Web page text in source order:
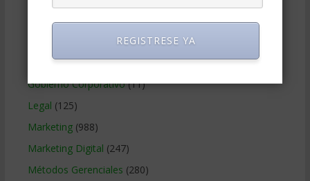
Estrategia Empresarial(304)
Finanzas Corporativas(748)
Gerencia social y ambiental(223)
Gobierno Corporativo(11)
Legal (125)
Marketing(988)
Marketing Digital (247)
Métodos Gerenciales (280)
REGISTRESE YA